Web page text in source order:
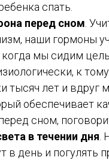
спать.
перед сном .
наши гормоны
мы сидим
к
тысяч лет и
обеспечивает
сном,
в течении дня
в день и погулять